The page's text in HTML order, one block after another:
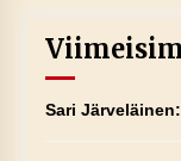
Sari Järveläinen: